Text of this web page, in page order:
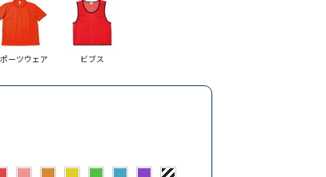
ーツウェア ビブス